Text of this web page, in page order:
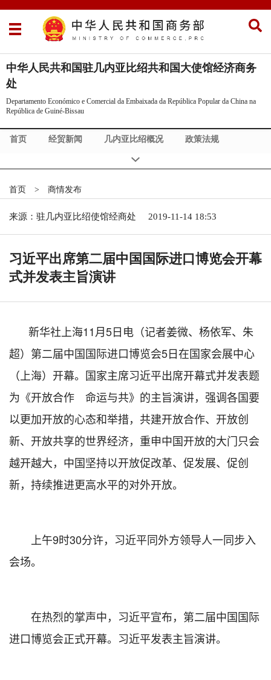
中华人民共和国驻几内亚比绍共和国大使馆经济商务
处
Departamento Económico e Comercial da Embaixada da República Popular da China na
República de Guiné-Bissau
首页 经贸新闻 几内亚比绍概况 政策法规
中几比合作
首页 > 商情发布
来源：驻几内亚比绍使馆经商处 2019-11-14 18:53
习近平出席第二届中国国际进口博览会开幕
式并发表主旨演讲
新华社上海11月5日电（记者姜微、杨依军、朱
超）第二届中国国际进口博览会5日在国家会展中心
（上海）开幕。国家主席习近平出席开幕式并发表题
为《开放合作 命运与共》的主旨演讲，强调各国要
以更加开放的心态和举措，共建开放合作、开放创
新、开放共享的世界经济，重申中国开放的大门只会
越开越大，中国坚持以开放促改革、促发展、促创
新，持续推进更高水平的对外开放。
上午9时30分许，习近平同外方领导人一同步入
会场。
在热烈的掌声中，习近平宣布，第二届中国国际
进口博览会正式开幕。习近平发表主旨演讲。